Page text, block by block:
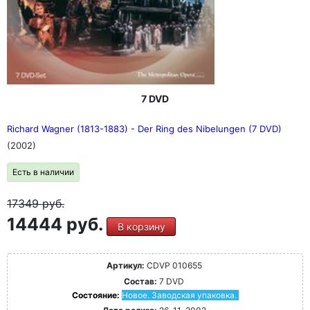
7 DVD
Richard Wagner (1813-1883) - Der Ring des Nibelungen (7 DVD)
(2002)
Есть в наличии
17349руб.
14444 руб. В корзину
Артикул: CDVP 010655
Состав: 7 DVD
Состояние: Новое. Заводская упаковка.